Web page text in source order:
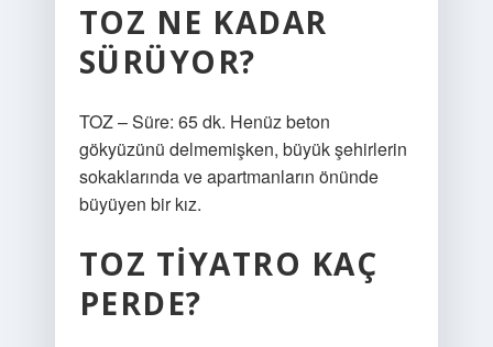
TOZ NE KADAR
SÜRÜYOR?
TOZ – Süre: 65 dk. Henüz beton
gökyüzünü delmemişken, büyük şehirlerin
sokaklarında ve apartmanların önünde
büyüyen bir kız.
TOZ TIYATRO KAÇ
PERDE?